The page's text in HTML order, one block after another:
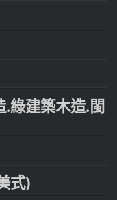
.綠建築木造.閩
式)